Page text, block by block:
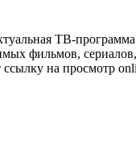
ТВ-
фильмов,
на просмотр